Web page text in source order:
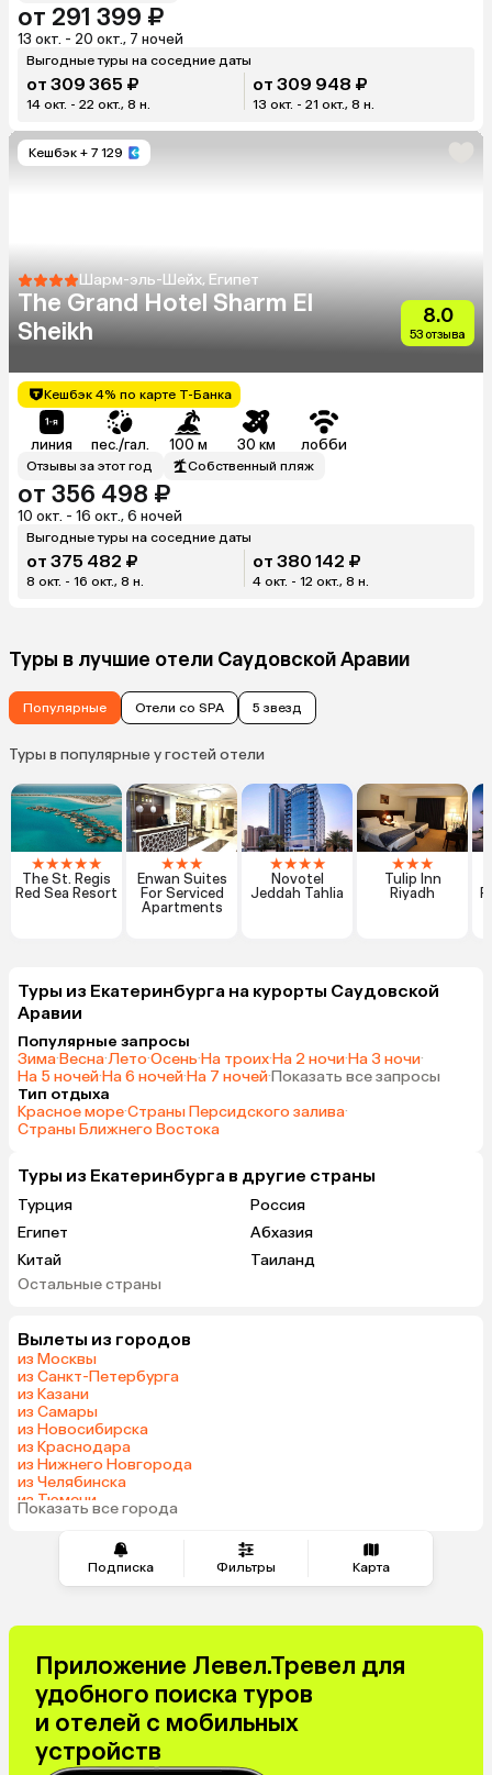
Подписка Фильтры Карта
от 291 399 ₽
13 окт. - 20 окт., 7 ночей
Выгодные туры на соседние даты
от 309 365 ₽
14 окт. - 22 окт., 8 н.
от 309 948 ₽
13 окт. - 21 окт., 8 н.
Кешбэк + 7 129
Шарм-эль-Шейх, Египет
The Grand Hotel Sharm El
Sheikh
8.0
53 отзыва
Кешбэк 4% по карте Т-Банка
линия пес./гал. 100 м 30 км лобби
Отзывы за этот год Собственный пляж
от 356 498 ₽
10 окт. - 16 окт., 6 ночей
Выгодные туры на соседние даты
от 375 482 ₽
8 окт. - 16 окт., 8 н.
от 380 142 ₽
4 окт. - 12 окт., 8 н.
Туры в лучшие отели Саудовской Аравии
Популярные Отели со SPA 5 звезд
Туры в популярные у гостей отели
★★★★★
The St. Regis
Red Sea Resort
★★★
Enwan Suites
For Serviced
Apartments
★★★★
Novotel
Jeddah Tahlia
★★★
Tulip Inn
Riyadh
Туры из Екатеринбурга на курорты Саудовской
Аравии
Популярные запросы
Зима·Весна·Лето·Осень·На троих·На 2 ночи·На 3 ночи·
На 5 ночей·На 6 ночей·На 7 ночей·Показать все запросы
Тип отдыха
Красное море·Страны Персидского залива·
Страны Ближнего Востока
Туры из Екатеринбурга в другие страны
Турция
Россия
Египет
Абхазия
Китай
Таиланд
Вьетнам
Беларусь
Шри-Ланка
Азербайджан
Индия
Катар
Гонконг
Венгрия
Остальные страны
Вылеты из городов
из Москвы
из Санкт-Петербурга
из Казани
из Самары
из Новосибирска
из Краснодара
из Нижнего Новгорода
из Челябинска
из Тюмени
из Минеральных Вод
Показать все города
Приложение Левел.Тревел для
удобного поиска туров
и отелей с мобильных
устройств